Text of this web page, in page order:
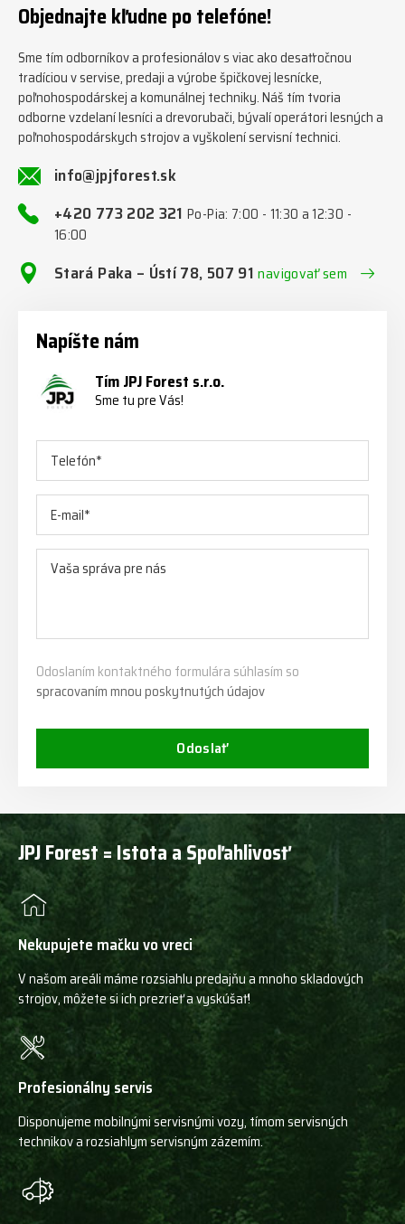
#firewoodproduction
#firewood #deitmer
Objednajte kľudne po telefóne!
Sme tím odborníkov a profesionálov s viac ako desaťročnou
tradíciou v servise, predaji a výrobe špičkovej lesnícke,
poľnohospodárskej a komunálnej techniky. Náš tím tvoria
odborne vzdelaní lesníci a drevorubači, bývalí operátori lesných a
poľnohospodárskych strojov a vyškolení servisní technici.
info@jpjforest.sk
+420 773 202 321Po-Pia: 7:00 - 11:30 a 12:30 -
16:00
Stará Paka – Ústí 78, 507 91navigovať sem
Napíšte nám
Tím JPJ Forest s.r.o.
Sme tu pre Vás!
Odoslaním kontaktného formulára súhlasím so
spracovaním mnou poskytnutých údajov
Odoslať
JPJ Forest = Istota a Spoľahlivosť
Nekupujete mačku vo vreci
V našom areáli máme rozsiahlu predajňu a mnoho skladových
strojov, môžete si ich prezrieť a vyskúšať!
Profesionálny servis
Disponujeme mobilnými servisnými vozy, tímom servisných
technikov a rozsiahlym servisným zázemím.